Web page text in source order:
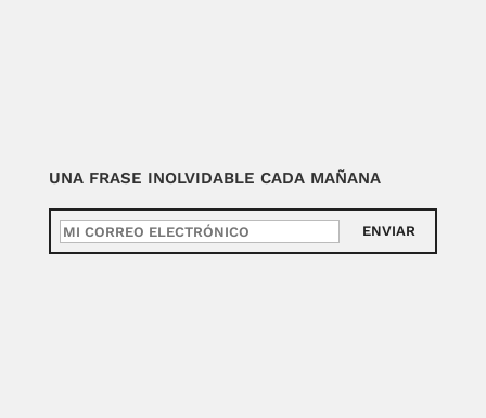
UNA FRASE INOLVIDABLE CADA MAÑANA
ENVIAR